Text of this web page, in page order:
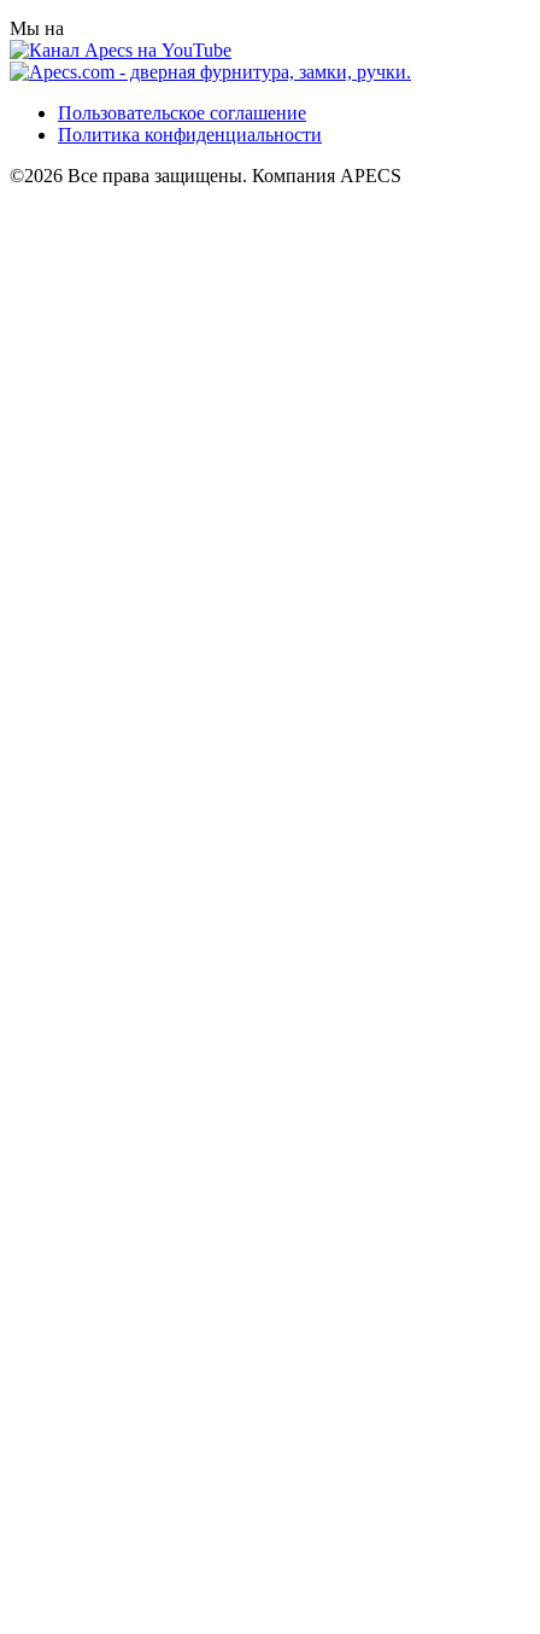
Мы на
Пользовательское соглашение
Политика конфиденциальности
©2026 Все права защищены. Компания APECS